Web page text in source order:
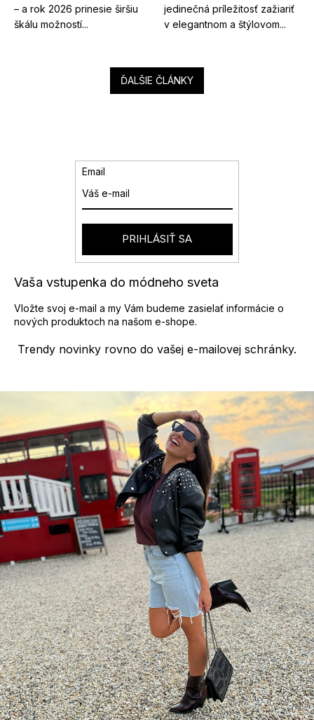
– a rok 2026 prinesie širšiu
škálu možností...
jedinečná príležitosť zažiariť
v elegantnom a štýlovom...
ĎALŠIE ČLÁNKY
Trendy novinky rovno do vašej e-mailovej schránky.
Vaša vstupenka do módneho sveta
Vložte svoj e-mail a my Vám budeme zasielať informácie o
nových produktoch na našom e-shope.
Email
PRIHLÁSIŤ SA